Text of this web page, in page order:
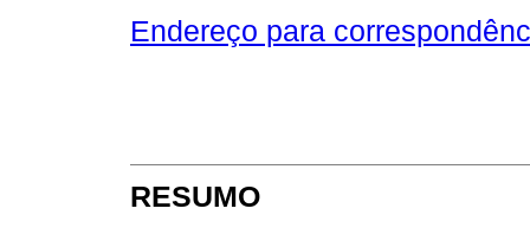
Endereço para
RESUMO